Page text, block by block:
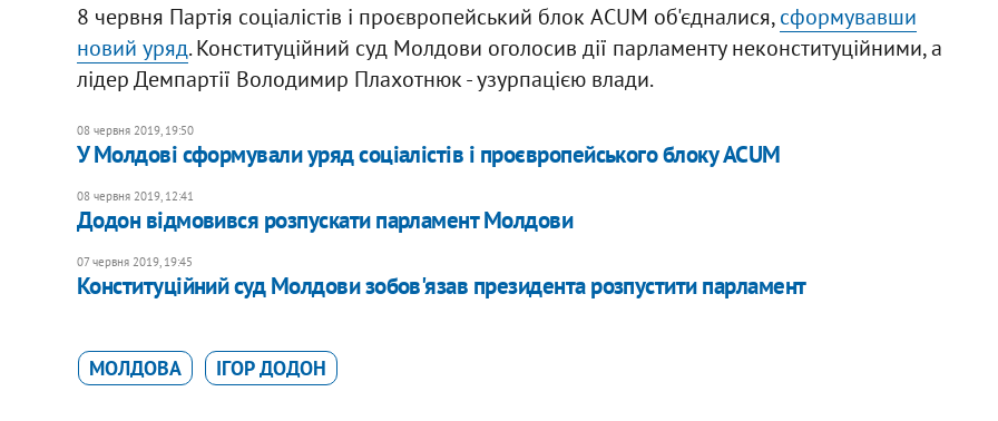
8 червня Партія соціалістів і проєвропейський блок ACUM об'єдналися,сформувавши
новий уряд. Конституційний суд Молдови оголосив дії парламенту неконституційними, а
лідер Демпартії Володимир Плахотнюк - узурпацією влади.
08 червня 2019, 19:50
У Молдові сформували уряд соціалістів і проєвропейського блоку ACUM
08 червня 2019, 12:41
Додон відмовився розпускати парламент Молдови
07 червня 2019, 19:45
Конституційний суд Молдови зобов'язав президента розпустити парламент
МОЛДОВА ІГОР ДОДОН